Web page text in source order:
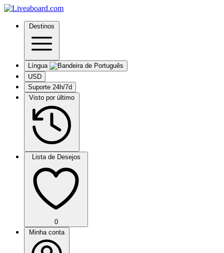
Destinos
Língua
USD
Suporte 24h/7d
Visto por último
Lista de Desejos
0
Minha conta